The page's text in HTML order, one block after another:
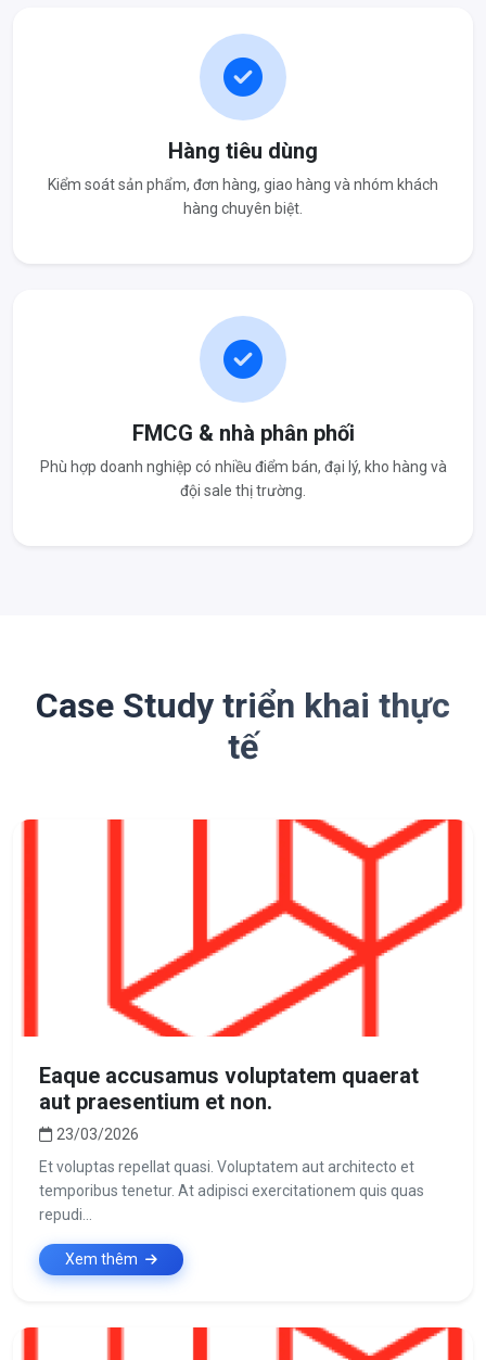
Hàng tiêu dùng
Kiểm soát sản phẩm, đơn hàng, giao hàng và nhóm khách
hàng chuyên biệt.
FMCG & nhà phân phối
Phù hợp doanh nghiệp có nhiều điểm bán, đại lý, kho hàng và
đội sale thị trường.
Case Study triển khai thực
tế
Eaque accusamus voluptatem quaerat
aut praesentium et non.
23/03/2026
Et voluptas repellat quasi. Voluptatem aut architecto et
temporibus tenetur. At adipisci exercitationem quis quas
repudi...
Xem thêm